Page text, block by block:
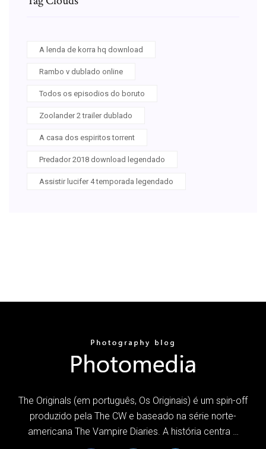
A lenda de korra hq download
Rambo v dublado online
Todos os episodios do boruto
Zoolander 2 trailer dublado
A casa dos espiritos torrent
Predador 2018 download legendado
Assistir lucifer 4 temporada legendado
The Originals (em português, Os Originais) é um spin-off
produzido pela The CW e baseado na série norte-
americana The Vampire Diaries. A história centra …